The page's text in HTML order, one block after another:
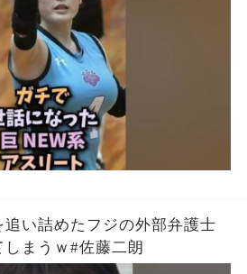
追い詰めたフジの外部弁護士
まうｗ#佐藤二朗